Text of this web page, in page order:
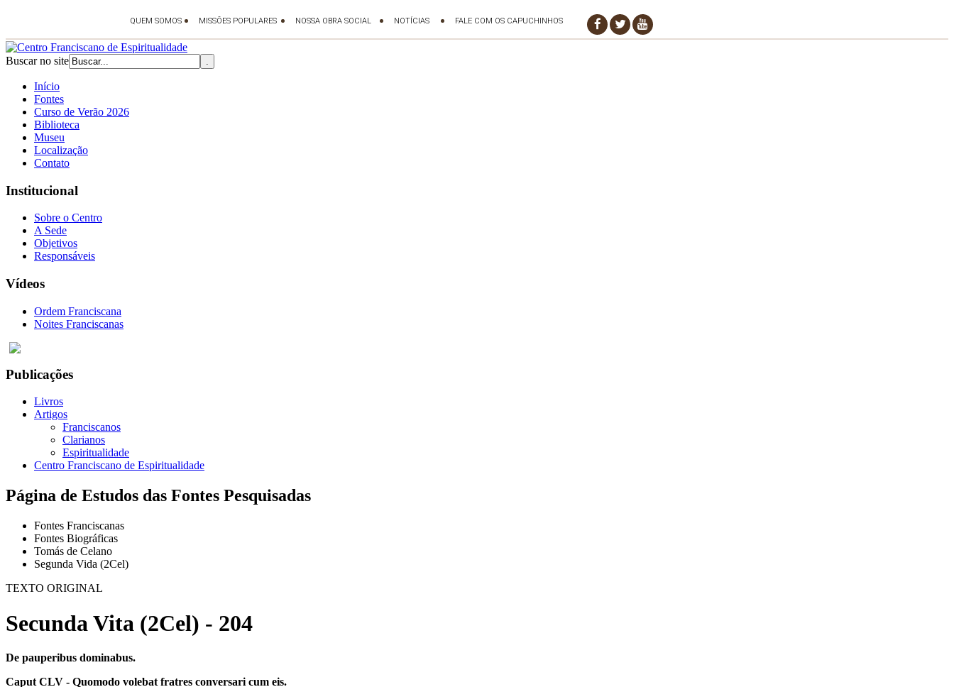
Buscar no site
Início
Fontes
Curso de Verão 2026
Biblioteca
Museu
Localização
Contato
Institucional
Sobre o Centro
A Sede
Objetivos
Responsáveis
Vídeos
Ordem Franciscana
Noites Franciscanas
Publicações
Livros
Artigos
Franciscanos
Clarianos
Espiritualidade
Centro Franciscano de Espiritualidade
Página de Estudos das Fontes Pesquisadas
Fontes Franciscanas
Fontes Biográficas
Tomás de Celano
Segunda Vida (2Cel)
TEXTO ORIGINAL
Secunda Vita (2Cel) - 204
De pauperibus dominabus.
Caput CLV - Quomodo volebat fratres conversari cum eis.